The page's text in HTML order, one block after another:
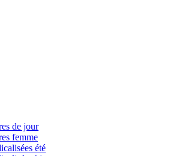
de jour
femme
été